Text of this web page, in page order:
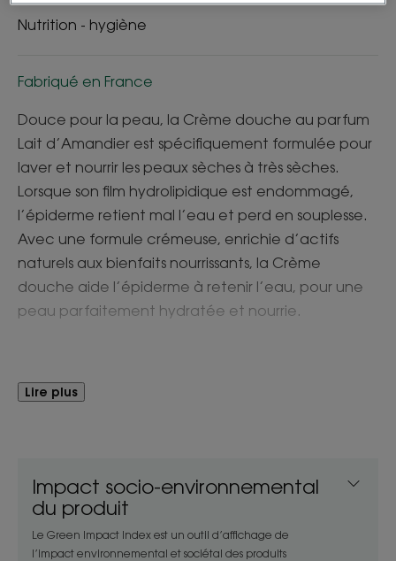
Nutrition - hygiène
Fabriqué en France
Douce pour la peau, la Crème douche au parfum
Lait d’Amandier est spécifiquement formulée pour
laver et nourrir les peaux sèches à très sèches.
Lorsque son film hydrolipidique est endommagé,
l’épiderme retient mal l’eau et perd en souplesse.
Avec une formule crémeuse, enrichie d’actifs
naturels aux bienfaits nourrissants, la Crème
douche aide l’épiderme à retenir l’eau, pour une
peau parfaitement hydratée et nourrie.
La peau est propre, nourrie et assouplie, dans un
Bénéfices
- Lavante : sa base lavante douce sans savon
Lire plus
Impact socio-environnemental
du produit
Le Green Impact Index est un outil d’affichage de
l’impact environnemental et sociétal des produits